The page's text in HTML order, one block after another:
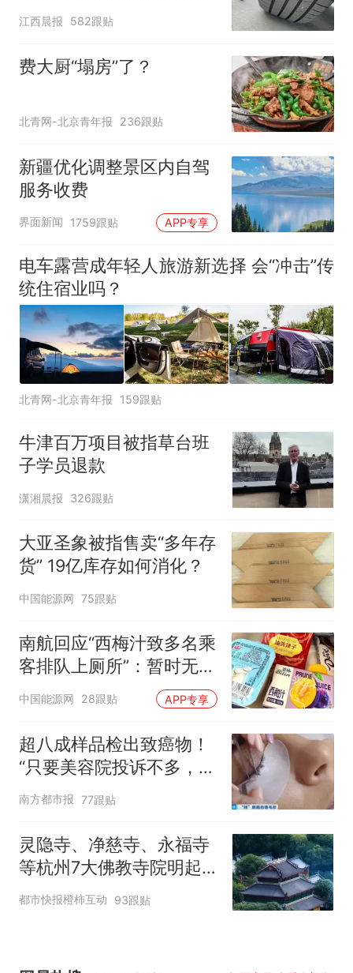
修理店铺换胎价格高达千
江西晨报 582跟贴
费大厨“塌房”了？
北青网-北京青年报 236跟贴
新疆优化调整景区内自驾
服务收费
界面新闻 1759跟贴 APP专享
电车露营成年轻人旅游新选择 会“冲击”传
统住宿业吗？
北青网-北京青年报 159跟贴
牛津百万项目被指草台班
子学员退款
潇湘晨报 326跟贴
大亚圣象被指售卖“多年存
货” 19亿库存如何消化？
中国能源网 75跟贴
南航回应“西梅汁致多名乘
客排队上厕所”：暂时无法
核查是否发放西梅汁
中国能源网 28跟贴 APP专享
超八成样品检出致癌物！
“只要美容院投诉不多，店
家就不会更换产品”
南方都市报 77跟贴
灵隐寺、净慈寺、永福寺
等杭州7大佛教寺院明起
临时关闭，别跑空了
都市快报橙柿互动 93跟贴